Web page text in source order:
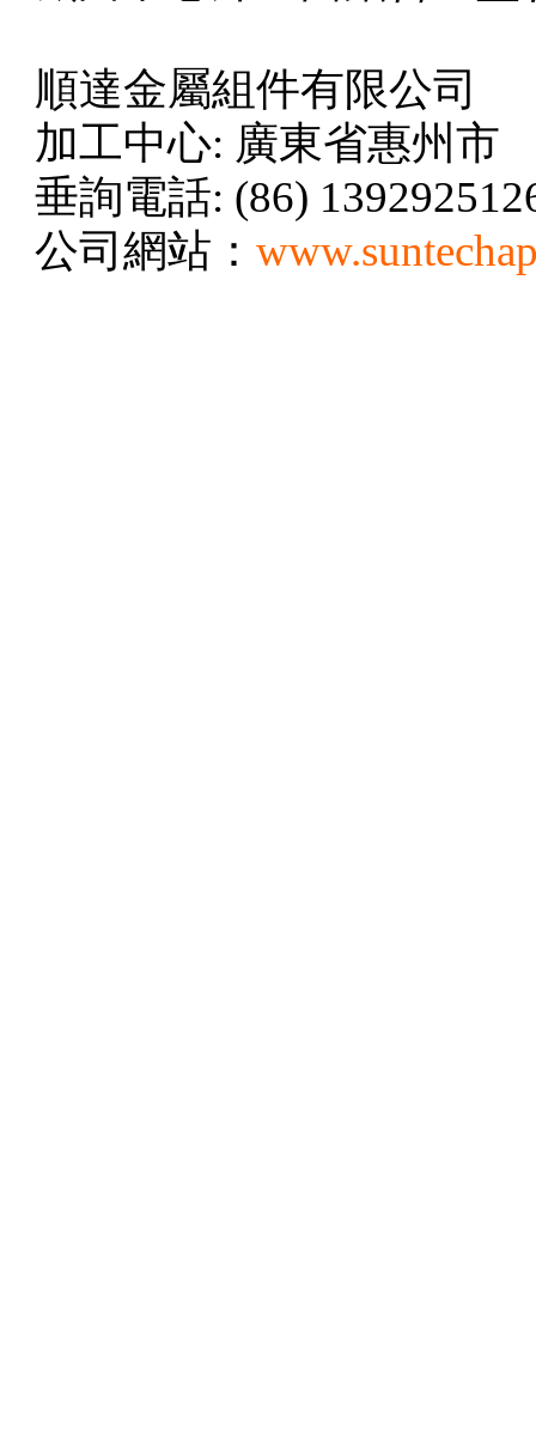
順達金屬組件有限公司
加工中心: 廣東省惠州市
垂詢電話: (86)
公司網站：